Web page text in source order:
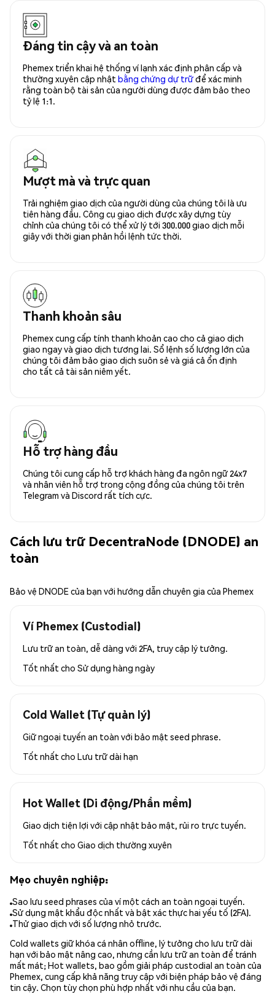
Đáng tin cậy và an toàn
Phemex triển khai hệ thống ví lạnh xác định phân cấp và
thường xuyên cập nhật bằng chứng dự trữđể xác minh
rằng toàn bộ tài sản của người dùng được đảm bảo theo
tỷ lệ 1:1.
Mượt mà và trực quan
Trải nghiệm giao dịch của người dùng của chúng tôi là ưu
tiên hàng đầu. Công cụ giao dịch được xây dựng tùy
chỉnh của chúng tôi có thể xử lý tới 300.000 giao dịch mỗi
giây với thời gian phản hồi lệnh tức thời.
Thanh khoản sâu
Phemex cung cấp tính thanh khoản cao cho cả giao dịch
giao ngay và giao dịch tương lai. Sổ lệnh số lượng lớn của
chúng tôi đảm bảo giao dịch suôn sẻ và giá cả ổn định
cho tất cả tài sản niêm yết.
Hỗ trợ hàng đầu
Chúng tôi cung cấp hỗ trợ khách hàng đa ngôn ngữ 24x7
và nhân viên hỗ trợ trong cộng đồng của chúng tôi trên
Telegram và Discord rất tích cực.
Cách lưu trữ DecentraNode (DNODE) an
toàn
Bảo vệ DNODE của bạn với hướng dẫn chuyên gia của Phemex
Ví Phemex (Custodial)
Lưu trữ an toàn, dễ dàng với 2FA, truy cập lý tưởng.
Tốt nhất cho Sử dụng hàng ngày
Cold Wallet (Tự quản lý)
Giữ ngoại tuyến an toàn với bảo mật seed phrase.
Tốt nhất cho Lưu trữ dài hạn
Hot Wallet (Di động/Phần mềm)
Giao dịch tiện lợi với cập nhật bảo mật, rủi ro trực tuyến.
Tốt nhất cho Giao dịch thường xuyên
Mẹo chuyên nghiệp:
Sao lưu seed phrases của ví một cách an toàn ngoại tuyến.
Sử dụng mật khẩu độc nhất và bật xác thực hai yếu tố (2FA).
Thử giao dịch với số lượng nhỏ trước.
Cold wallets giữ khóa cá nhân offline, lý tưởng cho lưu trữ dài
hạn với bảo mật nâng cao, nhưng cần lưu trữ an toàn để tránh
mất mát; Hot wallets, bao gồm giải pháp custodial an toàn của
Phemex, cung cấp khả năng truy cập với biện pháp bảo vệ đáng
tin cậy. Chọn tùy chọn phù hợp nhất với nhu cầu của bạn.